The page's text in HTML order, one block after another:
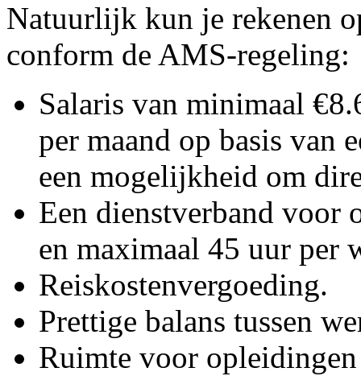
Natuurlijk kun je rekenen
conform de AMS-regeling:
Salaris van minimaal
per maand op basis van
een mogelijkheid om
Een dienstverband voor
en maximaal 45 uur per
Reiskostenvergoeding.
Prettige balans tussen
Ruimte voor